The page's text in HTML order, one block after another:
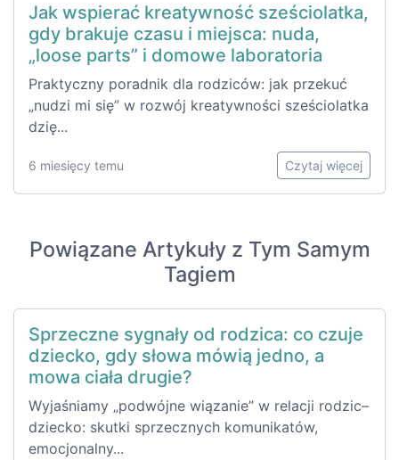
Jak wspierać kreatywność sześciolatka,
gdy brakuje czasu i miejsca: nuda,
„loose parts” i domowe laboratoria
Praktyczny poradnik dla rodziców: jak przekuć
„nudzi mi się” w rozwój kreatywności sześciolatka
dzię...
6 miesięcy temu Czytaj więcej
Powiązane Artykuły z Tym Samym
Tagiem
Sprzeczne sygnały od rodzica: co czuje
dziecko, gdy słowa mówią jedno, a
mowa ciała drugie?
Wyjaśniamy „podwójne wiązanie” w relacji rodzic–
dziecko: skutki sprzecznych komunikatów,
emocjonalny...